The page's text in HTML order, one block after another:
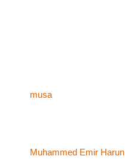
musa
Muhammed Emir Harun